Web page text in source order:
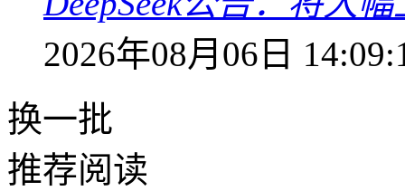
2026年08月06日
换一批
推荐阅读